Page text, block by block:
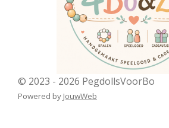
© 2023 - 2026 PegdollsVoorBo
Powered by JouwWeb